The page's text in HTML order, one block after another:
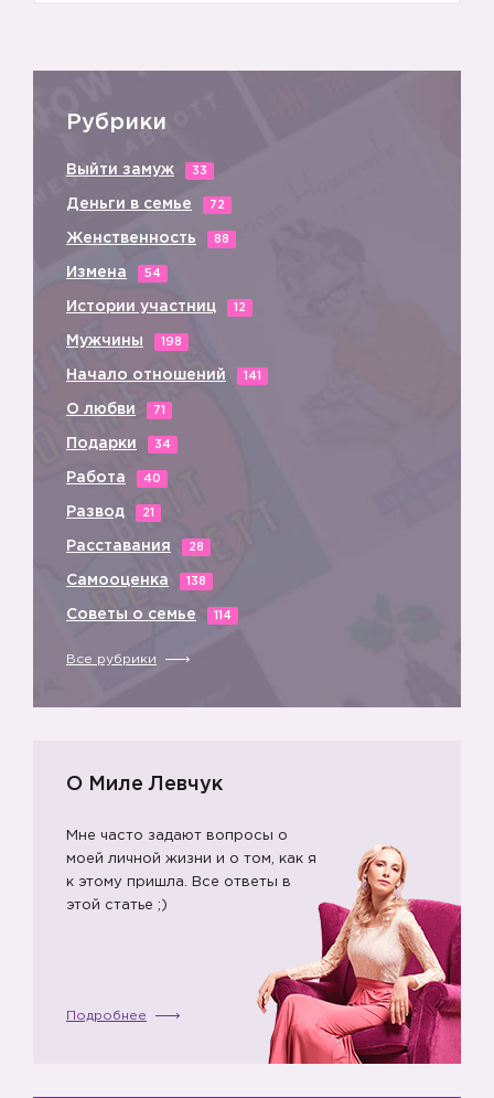
Рубрики
Выйти замуж 33
Деньги в семье 72
Женственность 88
Измена 54
Истории участниц 12
Мужчины 198
Начало отношений 141
О любви 71
Подарки 34
Работа 40
Развод 21
Расставания 28
Самооценка 138
Советы о семье 114
Все рубрики
О Миле Левчук
Мне часто задают вопросы о
моей личной жизни и о том, как я
к этому пришла. Все ответы в
этой статье ;)
Подробнее